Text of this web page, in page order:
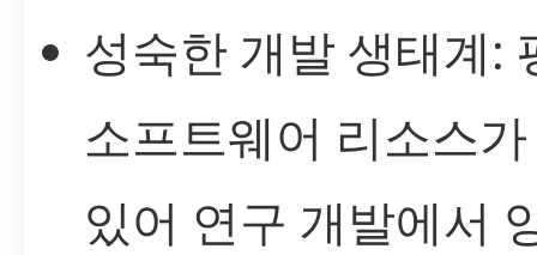
성숙한 개발 생태계:
소프트웨어 리소스
있어 연구 개발에서